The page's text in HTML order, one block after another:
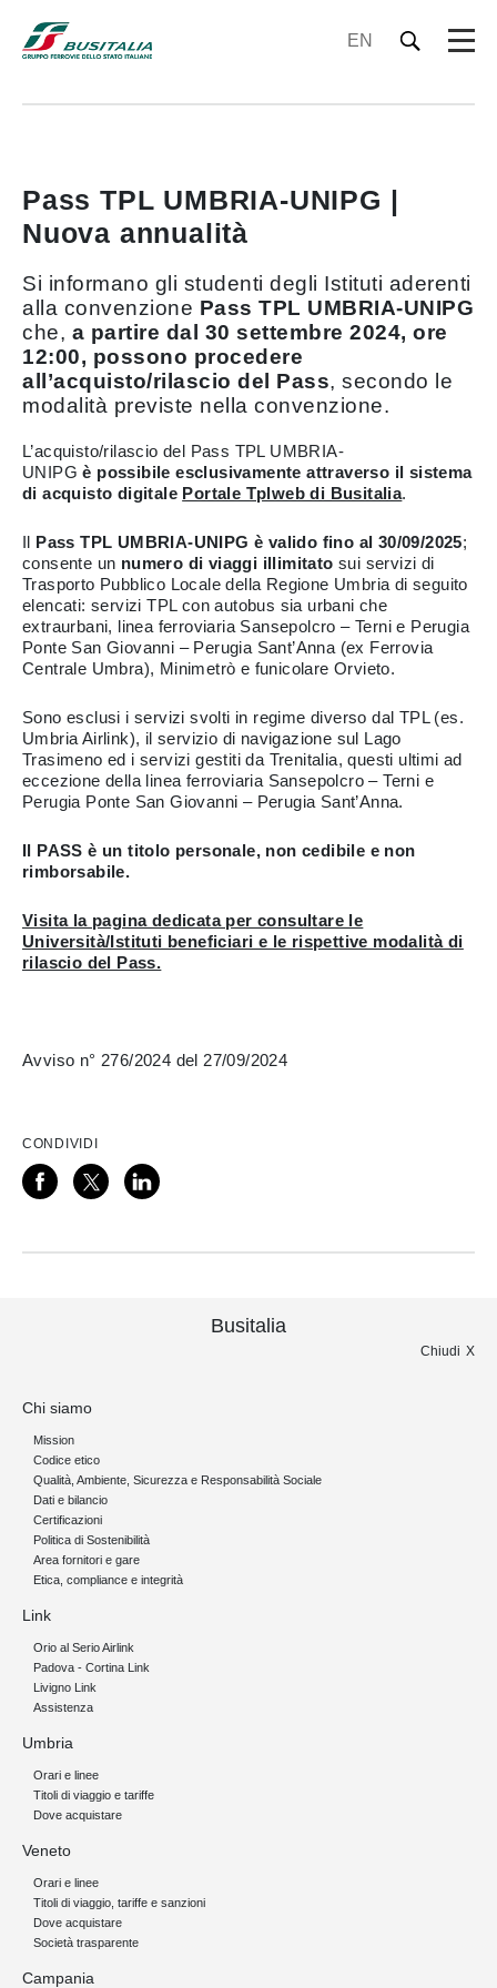
EN
Pass TPL UMBRIA-UNIPG |
Nuova annualità
Si informano gli studenti degli Istituti aderenti
alla convenzione Pass TPL UMBRIA-UNIPG
che, a partire dal 30 settembre 2024, ore
12:00, possono procedere
all’acquisto/rilascio del Pass, secondo le
modalità previste nella convenzione.
L’acquisto/rilascio del Pass TPL UMBRIA-
UNIPGè possibile esclusivamente attraverso il sistema
di acquisto digitale Portale Tplweb di Busitalia.
Il Pass TPL UMBRIA-UNIPG è valido fino al 30/09/2025;
consente un numero di viaggi illimitato sui servizi di
Trasporto Pubblico Locale della Regione Umbria di seguito
elencati: servizi TPL con autobus sia urbani che
extraurbani, linea ferroviaria Sansepolcro – Terni e Perugia
Ponte San Giovanni – Perugia Sant’Anna (ex Ferrovia
Centrale Umbra), Minimetrò e funicolare Orvieto.
Sono esclusi i servizi svolti in regime diverso dal TPL (es.
Umbria Airlink), il servizio di navigazione sul Lago
Trasimeno ed i servizi gestiti da Trenitalia, questi ultimi ad
eccezione della linea ferroviaria Sansepolcro – Terni e
Perugia Ponte San Giovanni – Perugia Sant’Anna.
Il PASS è un titolo personale, non cedibile e non
rimborsabile.
Visita la pagina dedicata per consultare le
Università/Istituti beneficiari e le rispettive modalità di
rilascio del Pass.
Avviso n° 276/2024 del 27/09/2024
CONDIVIDI
Busitalia
Chiudi
Chi siamo
Mission
Codice etico
Qualità, Ambiente, Sicurezza e Responsabilità Sociale
Dati e bilancio
Certificazioni
Politica di Sostenibilità
Area fornitori e gare
Etica, compliance e integrità
Link
Orio al Serio Airlink
Padova - Cortina Link
Livigno Link
Assistenza
Umbria
Orari e linee
Titoli di viaggio e tariffe
Dove acquistare
Veneto
Orari e linee
Titoli di viaggio, tariffe e sanzioni
Dove acquistare
Società trasparente
Campania